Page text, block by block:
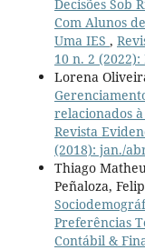
Decisões Sob
Com Alunos
Uma IES ,
10 n. 2
Lorena
relacionados
Revista
(2018): jan./
Thiago
Peñaloza,
Preferências
Contábil &